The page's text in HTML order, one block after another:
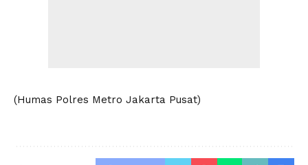
(Humas Polres Metro Jakarta Pusat)